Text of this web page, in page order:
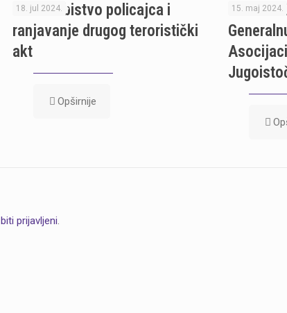
18. jul 2024.
Dačić: Ubistvo policajca i
ranjavanje drugog teroristički
akt
Opširnije
15. maj 2024.
Ministar
biti prijavljeni.